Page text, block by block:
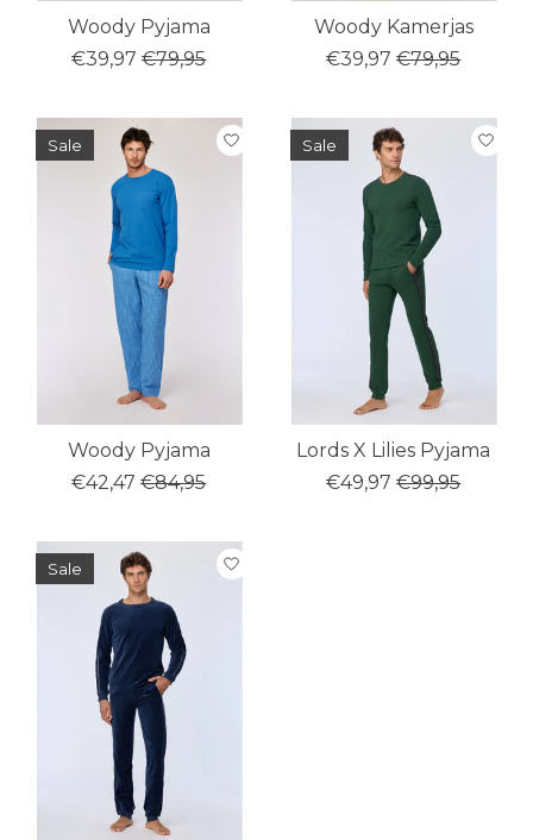
Woody Pyjama
€39,97 €79,95
Woody Kamerjas
€39,97 €79,95
Sale
Woody Pyjama
€42,47 €84,95
Sale
Lords X Lilies Pyjama
€49,97 €99,95
Sale